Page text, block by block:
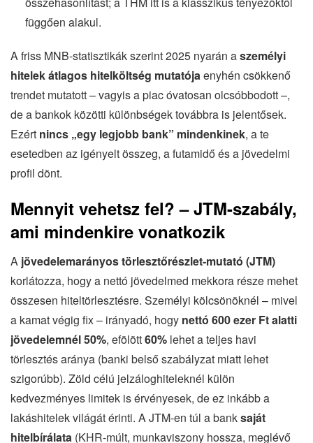
függően alakul.
A friss MNB-statisztikák szerint 2025 nyarán aszemélyi
hitelek átlagos hitelköltség mutatójaenyhén csökkenő
trendet mutatott – vagyis a piac óvatosan olcsóbbodott –,
de a bankok közötti különbségek továbbra is jelentősek.
Ezért nincs „egy legjobb bank” mindenkinek, a te
esetedben az igényelt összeg, a futamidő és a jövedelmi
profil dönt.
Mennyit vehetsz fel? – JTM-szabály,
ami mindenkire vonatkozik
A jövedelemarányos törlesztőrészlet-mutató (JTM)
korlátozza, hogy a nettó jövedelmed mekkora része mehet
összesen hiteltörlesztésre. Személyi kölcsönöknél – mivel
a kamat végig fix – irányadó, hogy nettó 600 ezer Ft alatti
jövedelemnél 50%, efölött60% lehet a teljes havi
törlesztés aránya (banki belső szabályzat miatt lehet
szigorúbb). Zöld célú jelzáloghiteleknél külön
kedvezményes limitek is érvényesek, de ez inkább a
lakáshitelek világát érinti. A JTM-en túl a banksaját
hitelbírálata (KHR-múlt, munkaviszony hossza, meglévő